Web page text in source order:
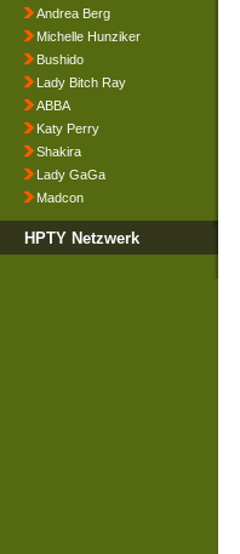
Andrea Berg
Michelle Hunziker
Bushido
Lady Bitch Ray
ABBA
Katy Perry
Shakira
Lady GaGa
Madcon
HPTY Netzwerk